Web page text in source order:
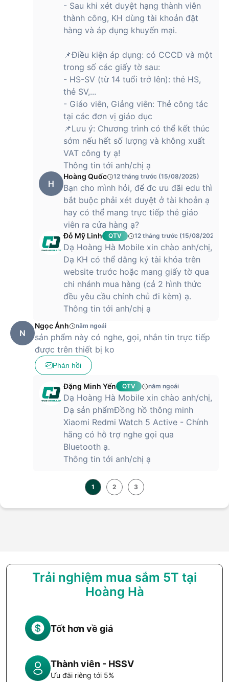
- Sau khi xét duyệt hạng thành viên
thành công, KH dùng tài khoản đặt
hàng và áp dụng khuyến mại.
📌Điều kiện áp dụng: có CCCD và một
trong số các giấy tờ sau:
- HS-SV (từ 14 tuổi trở lên): thẻ HS,
thẻ SV,...
- Giáo viên, Giảng viên: Thẻ công tác
tại các đơn vị giáo dục
📌Lưu ý: Chương trình có thể kết thúc
sớm nếu hết số lượng và không xuất
VAT công ty ạ!
Thông tin tới anh/chị ạ
H
Hoàng Quốc 12 tháng trước (15/08/2025)
Bạn cho mình hỏi, để đc ưu đãi edu thì
bắt buộc phải xét duyệt ở tài khoản ạ
hay có thể mang trực tiếp thẻ giáo
viên ra cửa hàng ạ?
Đỗ Mỹ Linh QTV 12 tháng trước (15/08/2025)
Dạ Hoàng Hà Mobile xin chào anh/chị,
Dạ KH có thể dăng ký tài khỏa trên
website trước hoặc mang giấy tờ qua
chi nhánh mua hàng (cả 2 hình thức
đều yêu cầu chính chủ đi kèm) ạ.
Thông tin tới anh/chị ạ
N
Ngọc Ánh năm ngoái
sản phẩm này có nghe, gọi, nhắn tin trực tiếp
được trên thiết bị ko
Phản hồi
Đặng Minh Yến QTV năm ngoái
Dạ Hoàng Hà Mobile xin chào anh/chị,
Dạ sản phẩmĐồng hồ thông minh
Xiaomi Redmi Watch 5 Active - Chính
hãng có hỗ trợ nghe gọi qua
Bluetooth ạ.
Thông tin tới anh/chị ạ
1 2 3
Trải nghiệm mua sắm 5T tại
Hoàng Hà
Tốt hơn về giá
Thành viên - HSSV
Ưu đãi riêng tới 5%